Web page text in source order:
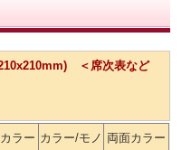
＜席次表など
ラー カラー/モノ 両面カラー